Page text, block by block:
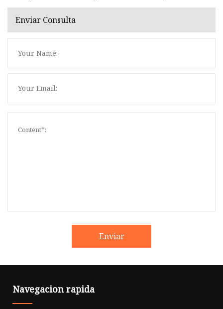
Enviar Consulta
Enviar
Navegacion rapida